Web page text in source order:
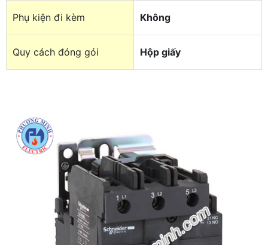
Phụ kiện đi kèm Không
Quy cách đóng gói Hộp giấy